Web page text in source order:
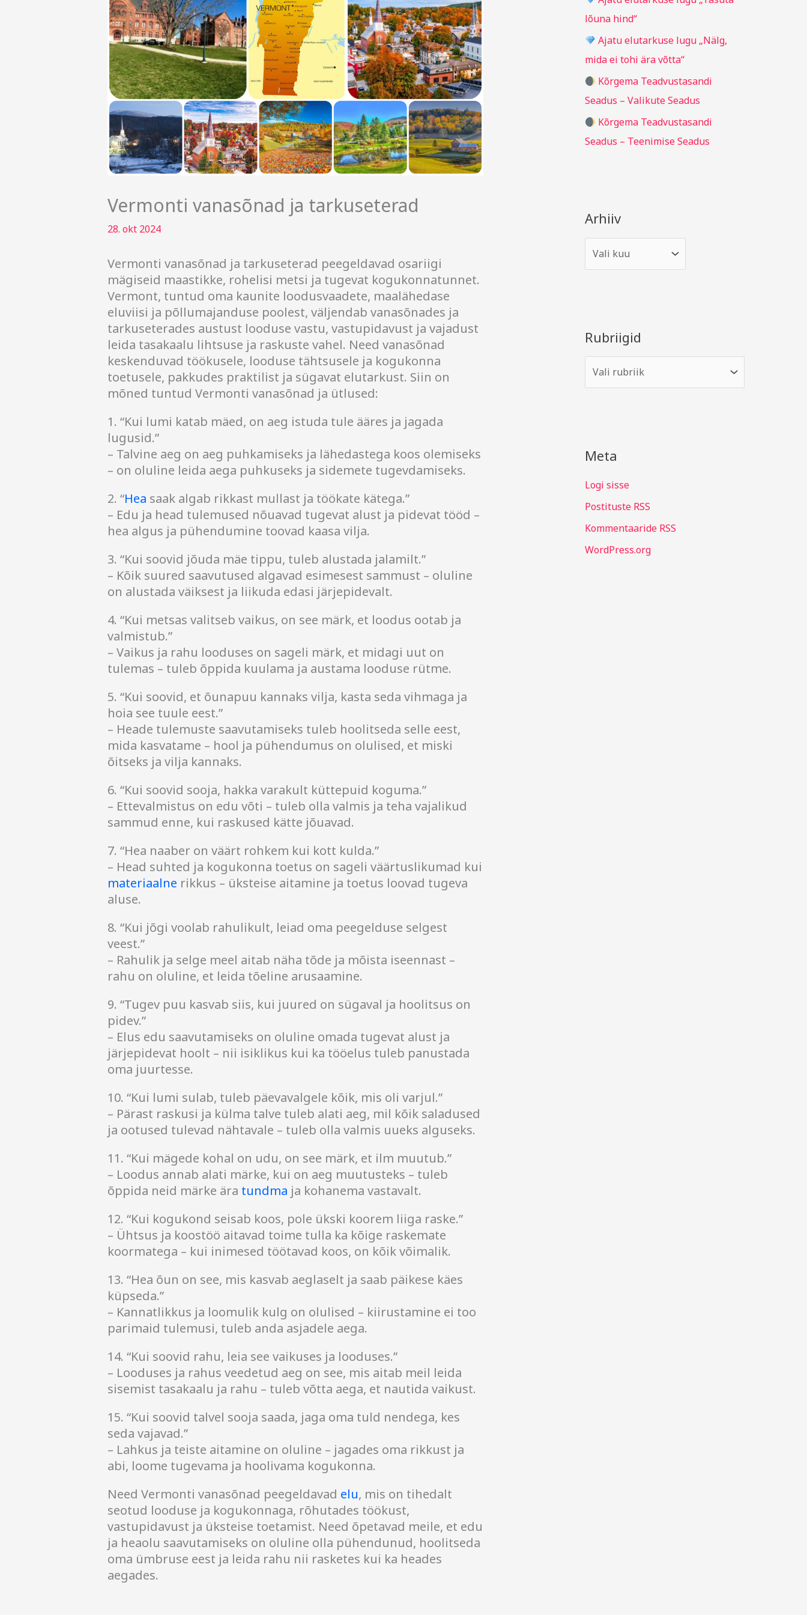
Vermonti vanasõnad ja tarkuseterad
28. okt 2024
Vermonti vanasõnad ja tarkuseterad peegeldavad osariigi
mägiseid maastikke, rohelisi metsi ja tugevat kogukonnatunnet.
Vermont, tuntud oma kaunite loodusvaadete, maalähedase
eluviisi ja põllumajanduse poolest, väljendab vanasõnades ja
tarkuseterades austust looduse vastu, vastupidavust ja vajadust
leida tasakaalu lihtsuse ja raskuste vahel. Need vanasõnad
keskenduvad töökusele, looduse tähtsusele ja kogukonna
toetusele, pakkudes praktilist ja sügavat elutarkust. Siin on
mõned tuntud Vermonti vanasõnad ja ütlused:
1. “Kui lumi katab mäed, on aeg istuda tule ääres ja jagada
lugusid.”
– Talvine aeg on aeg puhkamiseks ja lähedastega koos olemiseks
– on oluline leida aega puhkuseks ja sidemete tugevdamiseks.
2. “Hea saak algab rikkast mullast ja töökate kätega.”
– Edu ja head tulemused nõuavad tugevat alust ja pidevat tööd –
hea algus ja pühendumine toovad kaasa vilja.
3. “Kui soovid jõuda mäe tippu, tuleb alustada jalamilt.”
– Kõik suured saavutused algavad esimesest sammust – oluline
on alustada väiksest ja liikuda edasi järjepidevalt.
4. “Kui metsas valitseb vaikus, on see märk, et loodus ootab ja
valmistub.”
– Vaikus ja rahu looduses on sageli märk, et midagi uut on
tulemas – tuleb õppida kuulama ja austama looduse rütme.
5. “Kui soovid, et õunapuu kannaks vilja, kasta seda vihmaga ja
hoia see tuule eest.”
– Heade tulemuste saavutamiseks tuleb hoolitseda selle eest,
mida kasvatame – hool ja pühendumus on olulised, et miski
õitseks ja vilja kannaks.
6. “Kui soovid sooja, hakka varakult küttepuid koguma.”
– Ettevalmistus on edu võti – tuleb olla valmis ja teha vajalikud
sammud enne, kui raskused kätte jõuavad.
7. “Hea naaber on väärt rohkem kui kott kulda.”
– Head suhted ja kogukonna toetus on sageli väärtuslikumad kui
materiaalne rikkus – üksteise aitamine ja toetus loovad tugeva
aluse.
8. “Kui jõgi voolab rahulikult, leiad oma peegelduse selgest
veest.”
– Rahulik ja selge meel aitab näha tõde ja mõista iseennast –
rahu on oluline, et leida tõeline arusaamine.
9. “Tugev puu kasvab siis, kui juured on sügaval ja hoolitsus on
pidev.”
– Elus edu saavutamiseks on oluline omada tugevat alust ja
järjepidevat hoolt – nii isiklikus kui ka tööelus tuleb panustada
oma juurtesse.
10. “Kui lumi sulab, tuleb päevavalgele kõik, mis oli varjul.”
– Pärast raskusi ja külma talve tuleb alati aeg, mil kõik saladused
ja ootused tulevad nähtavale – tuleb olla valmis uueks alguseks.
11. “Kui mägede kohal on udu, on see märk, et ilm muutub.”
– Loodus annab alati märke, kui on aeg muutusteks – tuleb
õppida neid märke ära tundma ja kohanema vastavalt.
12. “Kui kogukond seisab koos, pole ükski koorem liiga raske.”
– Ühtsus ja koostöö aitavad toime tulla ka kõige raskemate
koormatega – kui inimesed töötavad koos, on kõik võimalik.
13. “Hea õun on see, mis kasvab aeglaselt ja saab päikese käes
küpseda.”
– Kannatlikkus ja loomulik kulg on olulised – kiirustamine ei too
parimaid tulemusi, tuleb anda asjadele aega.
14. “Kui soovid rahu, leia see vaikuses ja looduses.”
– Looduses ja rahus veedetud aeg on see, mis aitab meil leida
sisemist tasakaalu ja rahu – tuleb võtta aega, et nautida vaikust.
15. “Kui soovid talvel sooja saada, jaga oma tuld nendega, kes
seda vajavad.”
– Lahkus ja teiste aitamine on oluline – jagades oma rikkust ja
abi, loome tugevama ja hoolivama kogukonna.
Need Vermonti vanasõnad peegeldavad elu, mis on tihedalt
seotud looduse ja kogukonnaga, rõhutades töökust,
vastupidavust ja üksteise toetamist. Need õpetavad meile, et edu
ja heaolu saavutamiseks on oluline olla pühendunud, hoolitseda
oma ümbruse eest ja leida rahu nii rasketes kui ka heades
aegades.
:lõuna hind“
Ajatu elutarkuse lugu „Nälg,
mida ei tohi ära võtta“
Kõrgema Teadvustasandi
Seadus – Valikute Seadus
Kõrgema Teadvustasandi
Seadus – Teenimise Seadus
Arhiiv
Rubriigid
Meta
Logi sisse
Postituste RSS
Kommentaaride RSS
WordPress.org